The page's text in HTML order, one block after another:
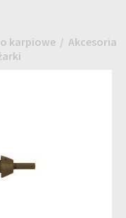
karpiowe/ Akcesoria